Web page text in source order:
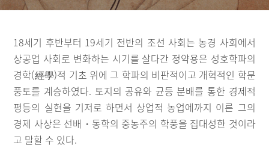
18세기 후반부터 19세기 전반의 조선 사회는 농경 사회에서
상공업 사회로 변화하는 시기를 살다간 정약용은 성호학파의
경학(經學)적 기초 위에 그 학파의 비판적이고 개혁적인 학문
풍토를 계승하였다. 토지의 공유와 균등 분배를 통한 경제적
평등의 실현을 기저로 하면서 상업적 농업에까지 이른 그의
경제 사상은 선배・동학의 중농주의 학풍을 집대성한 것이라
고 말할 수 있다.